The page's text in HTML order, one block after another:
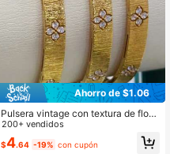
Ahorro de $1.06
Pulsera vintage con textura de flor
de cuatro hojas, accesorio de joyerí
a elegante para mujeres, perfecto p
ara uso diario y fiestas, regalo ideal
200+ vendidos
$4.64 -19% con cupón